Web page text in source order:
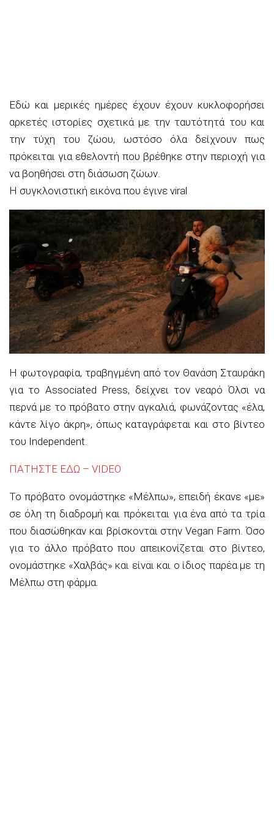
Εδώ και μερικές ημέρες έχουν έχουν κυκλοφορήσει
αρκετές ιστορίες σχετικά με την ταυτότητά του και
την τύχη του ζώου, ωστόσο όλα δείχνουν πως
πρόκειται για εθελοντή που βρέθηκε στην περιοχή για
να βοηθήσει στη διάσωση ζώων.
Η συγκλονιστική εικόνα που έγινε viral
Η φωτογραφία, τραβηγμένη από τον Θανάση Σταυράκη
για το Associated Press, δείχνει τον νεαρό Όλσι να
περνά με το πρόβατο στην αγκαλιά, φωνάζοντας «έλα,
κάντε λίγο άκρη», όπως καταγράφεται και στο βίντεο
του Independent.
ΠΑΤΗΣΤΕ ΕΔΩ – VIDEO
Το πρόβατο ονομάστηκε «Μέλπω», επειδή έκανε «με»
σε όλη τη διαδρομή και πρόκειται για ένα από τα τρία
που διασώθηκαν και βρίσκονται στην Vegan Farm. Όσο
για το άλλο πρόβατο που απεικονίζεται στο βίντεο,
ονομάστηκε «Χαλβάς» και είναι και ο ίδιος παρέα με τη
Μέλπω στη φάρμα.